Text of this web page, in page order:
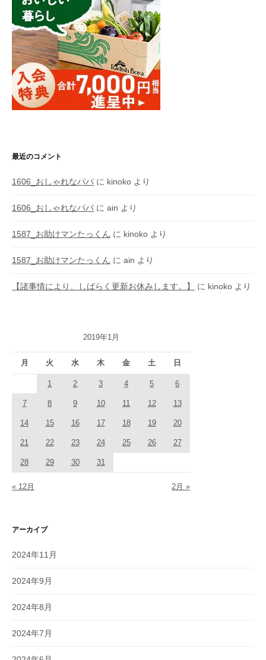
最近のコメント
1606_おしゃれなパパ に kinoko より
1606_おしゃれなパパ に ain より
1587_お助けマンたっくん に kinoko より
1587_お助けマンたっくん に ain より
【諸事情により、しばらく更新お休みします。】 に kinoko より
2019年1月
月 火 水 木 金 土 日
« 12月 2月 »
1 2 3 4 5 6
7 8 9 10 11 12 13
14 15 16 17 18 19 20
21 22 23 24 25 26 27
28 29 30 31
アーカイブ
2024年11月
2024年9月
2024年8月
2024年7月